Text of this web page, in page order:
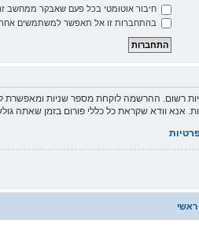
חיבור אוטומטי בכל פעם שאבקר ממחשב
בהתחברות זו אל תאפשר למשתמשים
רשום. ההרשמה לוקחת מספר שניות ומאפשרת
אנא וודא שקראת כל כללי פורום בזמן שאתה
ראשי